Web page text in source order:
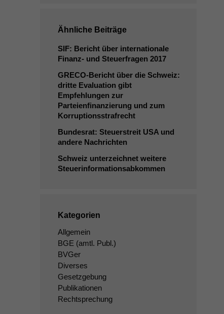
Ähnliche Beiträge
SIF: Bericht über internationale
Finanz- und Steuerfragen 2017
GRECO-Bericht über die Schweiz:
dritte Evaluation gibt
Empfehlungen zur
Parteienfinanzierung und zum
Korruptionsstrafrecht
Bundesrat: Steuerstreit USAund
andere Nachrichten
Schweiz unterzeichnet weitere
Steuerinformationsabkommen
Kategorien
Allgemein
BGE (amtl. Publ.)
BVGer
Diverses
Gesetzgebung
Publikationen
Rechtsprechung